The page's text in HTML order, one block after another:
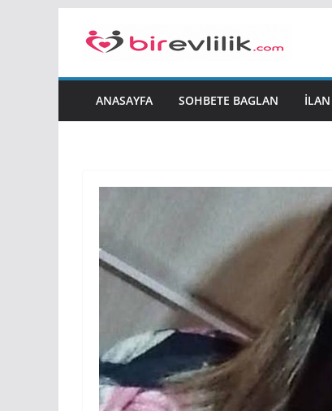
ANASAYFA SOHBETE BAGLAN